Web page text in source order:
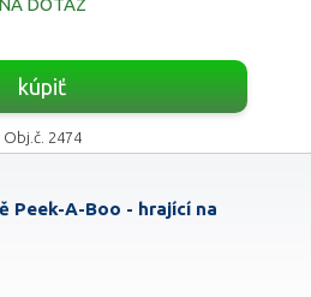
NA DOTAZ
kúpiť
Obj.č. 2474
Peek-A-Boo - hrající na